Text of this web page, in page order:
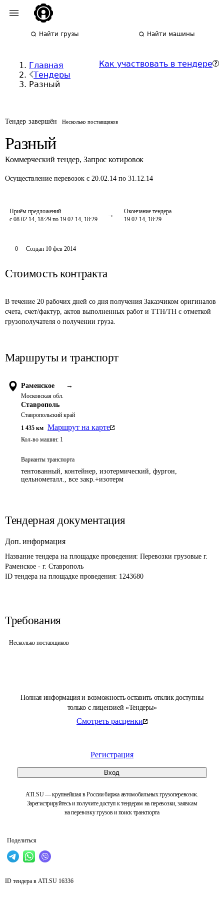
Найти грузы Найти машины
Главная
Тендеры
Разный
Как участвовать в тендере
Тендер завершён Несколько поставщиков
Разный
Коммерческий тендер, Запрос котировок
Осуществление перевозок с 20.02.14 по 31.12.14
Приём предложений
с 08.02.14, 18:29 по 19.02.14, 18:29
Окончание тендера
19.02.14, 18:29
Полная информация и возможность оставить отклик доступны
только с лицензией «Тендеры»
Смотреть расценки
Регистрация
Вход
ATI.SU — крупнейшая в России биржа автомобильных грузоперевозок.
Зарегистрируйтесь и получите доступ к тендерам на перевозки, заявкам
на перевозку грузов и поиск транспорта
Поделиться
0 Создан 10 фев 2014
Стоимость контракта
В течение 20 рабочих дней со дня получения Заказчиком оригиналов
счета, счет/фактур, актов выполненных работ и ТТН/ТН с отметкой
грузополучателя о получении груза.
Маршруты и транспорт
Раменское →
Московская обл.
Ставрополь
Ставропольский край
1 435 км Маршрут на карте
Кол-во машин: 1
Варианты транспорта
тентованный, контейнер, изотермический, фургон,
цельнометалл., все закр.+изотерм
Тендерная документация
Доп. информация
Название тендера на площадке проведения: Перевозки грузовые г.
Раменское - г. Ставрополь
ID тендера на площадке проведения: 1243680
Требования
Несколько поставщиков
ID тендера в ATI.SU 16336